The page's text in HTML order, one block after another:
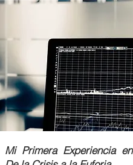
Mi Primera Experiencia